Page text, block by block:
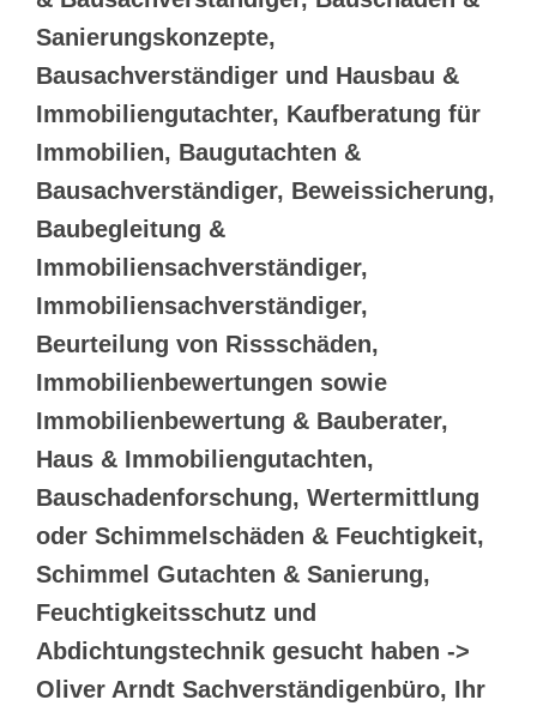
Sanierungskonzepte,
Bausachverständiger und Hausbau &
Immobiliengutachter, Kaufberatung für
Immobilien, Baugutachten &
Bausachverständiger, Beweissicherung,
Baubegleitung &
Immobiliensachverständiger,
Immobiliensachverständiger,
Beurteilung von Rissschäden,
Immobilienbewertungen sowie
Immobilienbewertung & Bauberater,
Haus & Immobiliengutachten,
Bauschadenforschung, Wertermittlung
oder Schimmelschäden & Feuchtigkeit,
Schimmel Gutachten & Sanierung,
Feuchtigkeitsschutz und
Abdichtungstechnik gesucht haben ->
Oliver Arndt Sachverständigenbüro, Ihr